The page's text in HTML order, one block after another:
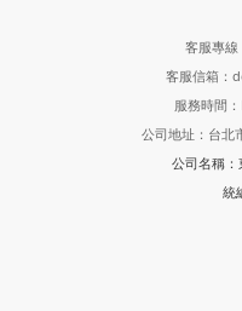
客服專線
客服信箱：
服務時間
公司地址：台北
公司名稱：
統